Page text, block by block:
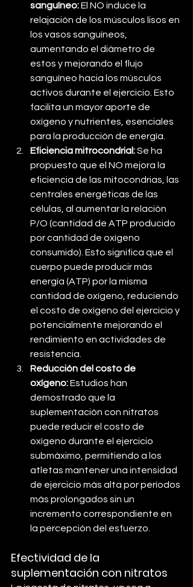
sanguíneo: El NO induce la
relajación de los músculos lisos en
los vasos sanguíneos,
aumentando el diámetro de
estos y mejorando el flujo
sanguíneo hacia los músculos
activos durante el ejercicio. Esto
facilita un mayor aporte de
oxígeno y nutrientes, esenciales
para la producción de energía.
Eficiencia mitrocondrial: Se ha
propuesto que el NO mejora la
eficiencia de las mitocondrias, las
centrales energéticas de las
células, al aumentar la relación
P/O (cantidad de ATP producido
por cantidad de oxígeno
consumido). Esto significa que el
cuerpo puede producir más
energía (ATP) por la misma
cantidad de oxígeno, reduciendo
el costo de oxígeno del ejercicio y
potencialmente mejorando el
rendimiento en actividades de
resistencia.
Reducción del costo de
oxígeno: Estudios han
demostrado que la
suplementación con nitratos
puede reducir el costo de
oxígeno durante el ejercicio
submáximo, permitiendo a los
atletas mantener una intensidad
de ejercicio más alta por períodos
más prolongados sin un
incremento correspondiente en
la percepción del esfuerzo.
Efectividad de la
suplementación con nitratos